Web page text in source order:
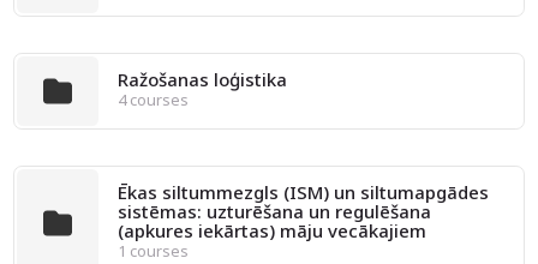
Ražošanas loģistika
4 courses
Ēkas siltummezgls (ISM) un siltumapgādes
sistēmas: uzturēšana un regulēšana
(apkures iekārtas) māju vecākajiem
1 courses